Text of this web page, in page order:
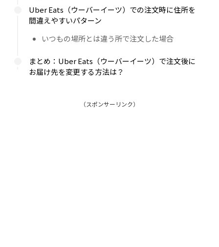
Uber Eats（ウーバーイーツ）での注文時に住所を
間違えやすいパターン
いつもの場所とは違う所で注文した場合
まとめ：Uber Eats（ウーバーイーツ）で注文後に
お届け先を変更する方法は？
（スポンサーリンク）